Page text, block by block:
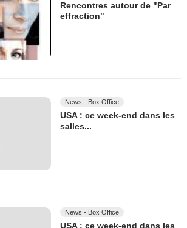
Rencontres autour de "Par
effraction"
News - Box Office
USA : ce week-end dans les
salles...
News - Box Office
USA : ce week-end dans les